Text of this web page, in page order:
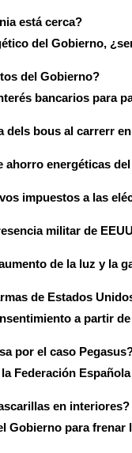
está cerca?
del Gobierno,
del Gobierno?
bancarios para
dels bous al carrerr
ahorro energéticas del
impuestos a las
militar de
de la luz y la
de Estados
a partir
por el caso
Federación
en interiores?
Gobierno para frenar